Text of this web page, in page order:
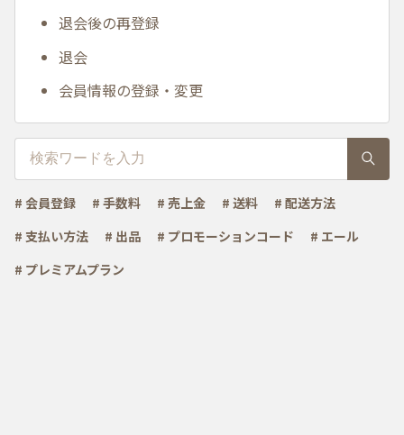
退会後の再登録
退会
会員情報の登録・変更
# 会員登録 # 手数料 # 売上金 # 送料
# 配送方法
# 支払い方法
# 出品 # プロモーションコード
# エール
# プレミアムプラン